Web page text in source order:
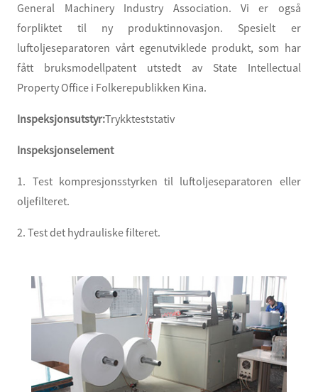
General Machinery Industry Association. Vi er også
forpliktet til ny produktinnovasjon. Spesielt er
luftoljeseparatoren vårt egenutviklede produkt, som har
fått bruksmodellpatent utstedt av State Intellectual
Property Office i Folkerepublikken Kina.
Inspeksjonsutstyr:Trykkteststativ
Inspeksjonselement
1. Test kompresjonsstyrken til luftoljeseparatoren eller
oljefilteret.
2. Test det hydrauliske filteret.